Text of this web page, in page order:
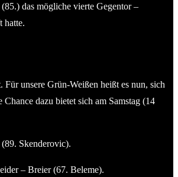
das mögliche vierte Gegentor –
hatte.
unsere Grün-Weißen heißt es nun, sich
dazu bietet sich am Samstag (14
Skenderovic).
– Breier (67. Beleme).